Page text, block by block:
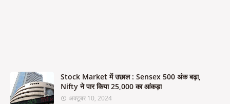
Stock Market में उछाल : Sensex 500 अंक बढ़ा,
Nifty ने पार किया 25,000 का आंकड़ा
अक्टूबर 10, 2024